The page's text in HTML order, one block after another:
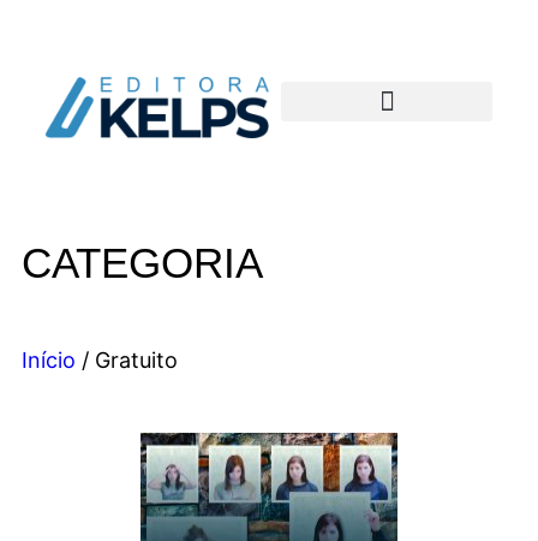
CATEGORIA
Início / Gratuito